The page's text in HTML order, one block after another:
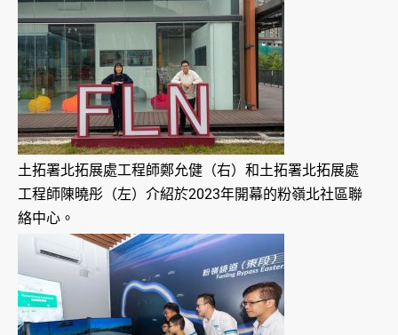
土拓署北拓展處工程師鄭允健（右）和土拓署北拓展處
工程師陳曉彤（左）介紹於2023年開幕的粉嶺北社區聯
絡中心。